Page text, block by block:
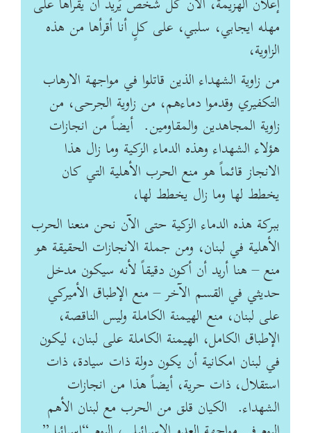
مهله ايجابي، سلبي، على كلٍ أنا أقرأها من هذه
الزاوية،
من زاوية ‏الشهداء الذين قاتلوا في مواجهة الارهاب
التكفيري وقدموا دماءهم، من زاوية الجرحى، من
زاوية ‏المجاهدين والمقاومين. ‏ أيضاً من انجازات
هؤلاء الشهداء وهذه الدماء الزكية وما زال هذا
الانجاز قائماً هو منع الحرب الأهلية ‏التي كان
يخطط لها وما زال يخطط لها،
ببركة هذه الدماء الزكية حتى الآن نحن منعنا الحرب
الأهلية في ‏لبنان، ومن جملة الانجازات الحقيقة هو
منع – هنا أريد أن أكون دقيقاً لأنه سيكون مدخل
حديثي في القسم ‏الآخر – منع الإطباق الأميركي
على لبنان، منع الهيمنة الكاملة وليس الناقصة،
الإطباق الكامل، الهيمنة ‏الكاملة على لبنان، ليكون
في لبنان امكانية أن يكون دولة ذات سيادة، ذات
استقلال، ذات حرية، أيضاً هذا ‏من انجازات
الشهداء. ‏ الكيان قلق من الحرب مع لبنان الأهم